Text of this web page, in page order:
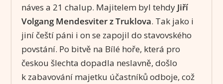
náves a 21 chalup. Majitelem byl tehdyJiří
Volgang Mendesviter z Truklova. Tak jako i
jiní čeští páni i on se zapojil do stavovského
povstání. Po bitvě na Bílé hoře, která pro
českou šlechta dopadla neslavně, došlo
k zabavování majetku účastníků odboje, což